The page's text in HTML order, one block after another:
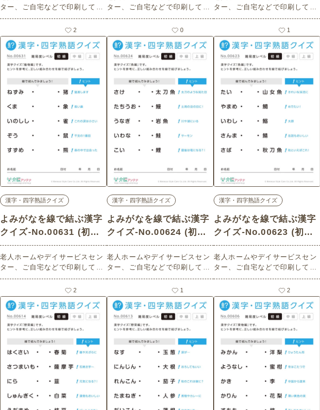
ター、ご自宅などで印刷してお
使いいただける無料の高齢者向
け介護レク素材 よみがなを線で
結ぶ難読漢字クイズ（漢字・四
字熟語クイズ・上級）（国、
州、都市編）です。
2
ター、ご自宅などで印刷してお
使いいただける無料の高齢者向
け介護レク素材 よみがなを線で
結ぶ漢字クイズ（漢字・四字熟
語クイズ・初級）（国・都市
編）です。
0
ター、ご自宅などで印刷してお
使いいただける無料の高齢者向
け介護レク素材 よみがなを線で
結ぶ漢字クイズ（漢字・四字熟
語クイズ・初級）（国・都市
編）です。
1
漢字・四字熟語クイズ
よみがなを線で結ぶ漢字
クイズ-No.00631 (初級/
漢字・四字熟語クイズの
介護レク素材)
老人ホームやデイサービスセン
ター、ご自宅などで印刷してお
使いいただける無料の高齢者向
け介護レク素材 よみがなを線で
結ぶ漢字クイズ（漢字・四字熟
語クイズ・初級）（動物編）で
す。
2
漢字・四字熟語クイズ
よみがなを線で結ぶ漢字
クイズ-No.00624 (初級/
漢字・四字熟語クイズの
介護レク素材)
老人ホームやデイサービスセン
ター、ご自宅などで印刷してお
使いいただける無料の高齢者向
け介護レク素材 よみがなを線で
結ぶ漢字クイズ（漢字・四字熟
語クイズ・初級）（魚編）で
す。
1
漢字・四字熟語クイズ
よみがなを線で結ぶ漢字
クイズ-No.00623 (初級/
漢字・四字熟語クイズの
介護レク素材)
老人ホームやデイサービスセン
ター、ご自宅などで印刷してお
使いいただける無料の高齢者向
け介護レク素材 よみがなを線で
結ぶ漢字クイズ（漢字・四字熟
語クイズ・初級）（魚編）で
す。
2